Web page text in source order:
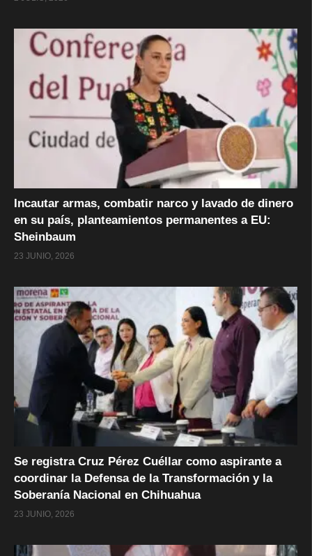
Incautar armas, combatir narco y lavado de dinero
en su país, planteamientos permanentes a EU:
Sheinbaum
23 JUNIO, 2026
Se registra Cruz Pérez Cuéllar como aspirante a
coordinar la Defensa de la Transformación y la
Soberanía Nacional en Chihuahua
23 JUNIO, 2026